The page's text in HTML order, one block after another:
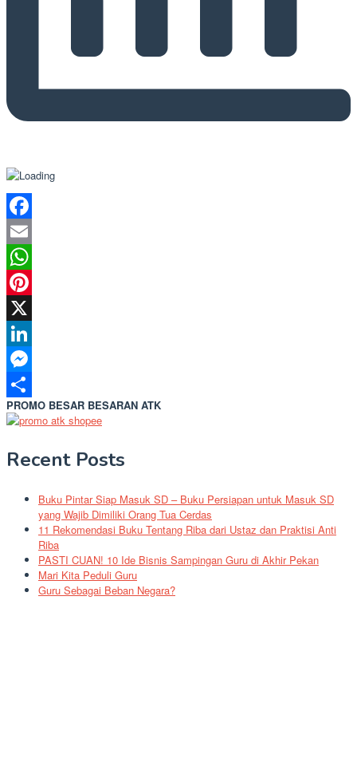
Facebook
Email
WhatsApp
Pinterest
X
LinkedIn
Messenger
Share
PROMO BESAR BESARAN ATK
Recent Posts
Buku Pintar Siap Masuk SD – Buku Persiapan untuk Masuk SD
yang Wajib Dimiliki Orang Tua Cerdas
11 Rekomendasi Buku Tentang Riba dari Ustaz dan Praktisi Anti
Riba
PASTI CUAN! 10 Ide Bisnis Sampingan Guru di Akhir Pekan
Mari Kita Peduli Guru
Guru Sebagai Beban Negara?